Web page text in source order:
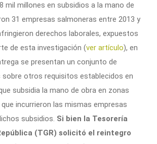
mil millones en subsidios a la mano de
31 empresas salmoneras entre 2013 y
derechos laborales, expuestos
de esta investigación (ver artículo), en
se presentan un conjunto de
sobre otros requisitos establecidos en
subsidia la mano de obra en zonas
incurrieron las mismas empresas
subsidios. Si bien la Tesorería
(TGR) solicitó el reintegro